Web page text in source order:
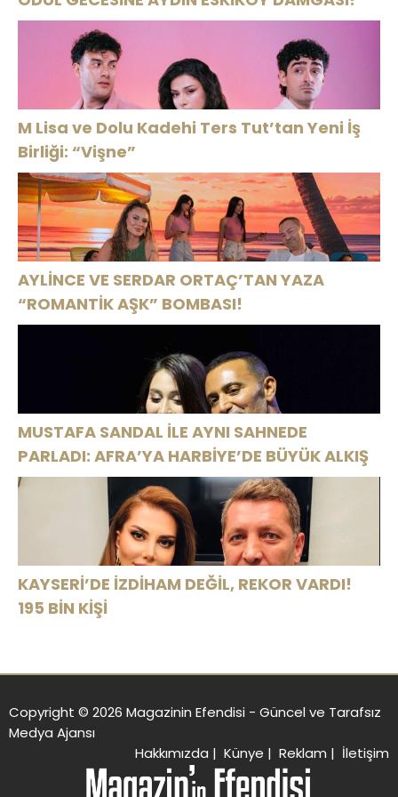
M Lisa ve Dolu Kadehi Ters Tut’tan Yeni İş
Birliği: “Vişne”
AYLİNCE VE SERDAR ORTAÇ’TAN YAZA
“ROMANTİK AŞK” BOMBASI!
MUSTAFA SANDAL İLE AYNI SAHNEDE
PARLADI: AFRA’YA HARBİYE’DE BÜYÜK ALKIŞ
KAYSERİ’DE İZDİHAM DEĞİL, REKOR VARDI!
195 BİN KİŞİ
Copyright © 2026 Magazinin Efendisi - Güncel ve Tarafsız
Medya Ajansı
Hakkımızda | Künye | Reklam | İletişim